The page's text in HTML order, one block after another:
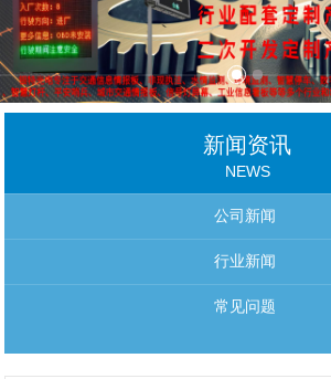
新闻资讯
NEWS
公司新闻
行业新闻
常见问题